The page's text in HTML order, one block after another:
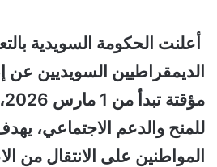
أعلنت الحكومة السويدية
الديمقراطيين السويديين
للمنح والدعم الاجتماعي،
المواطنين على الانتقال من